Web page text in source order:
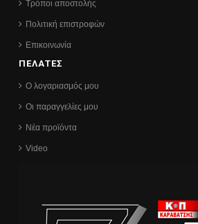
Τρόποι αποστολής
Πολιτική επιστροφών
Επικοινωνία
ΠΕΛΑΤΕΣ
Ο λογαριασμός μου
Οι παραγγελίες μου
Νέα προϊόντα
Video